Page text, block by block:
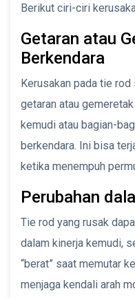
Berikut ciri-ciri
Getaran atau
Berkendara
Kerusakan pada tie
getaran atau
kemudi atau bagian-
berkendara. Ini bisa
ketika menempuh
Perubahan
Tie rod yang rusak
dalam kinerja kemudi,
“berat” saat memutar
menjaga kendali arah